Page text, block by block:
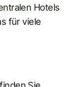
Hotels
für viele